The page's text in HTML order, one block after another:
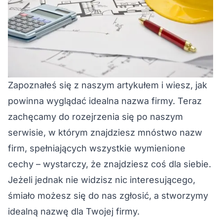
Zapoznałeś się z naszym artykułem i wiesz, jak
powinna wyglądać idealna nazwa firmy. Teraz
zachęcamy do rozejrzenia się po naszym
serwisie, w którym znajdziesz mnóstwo nazw
firm, spełniających wszystkie wymienione
cechy – wystarczy, że znajdziesz coś dla siebie.
Jeżeli jednak nie widzisz nic interesującego,
śmiało możesz się do nas zgłosić, a stworzymy
idealną nazwę dla Twojej firmy.